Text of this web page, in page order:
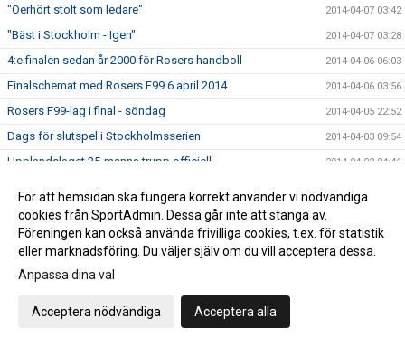
"Oerhört stolt som ledare" 2014-04-07 03:42
"Bäst i Stockholm - Igen" 2014-04-07 03:28
4:e finalen sedan år 2000 för Rosers handboll 2014-04-06 06:03
Finalschemat med Rosers F99 6 april 2014 2014-04-06 03:56
Rosers F99-lag i final - söndag 2014-04-05 22:52
Dags för slutspel i Stockholmsserien 2014-04-03 09:54
Upplandslaget 25-manna trupp officiell 2014-04-02 04:46
Fanny Lundin spelar för Rosersberg
Rosers B-flickor bäst i Uppland 2014-03-31 04:07
Slutspelet i Stockholm klart
För att hemsidan ska fungera korrekt använder vi nödvändiga
cookies från SportAdmin. Dessa går inte att stänga av.
Föreningen kan också använda frivilliga cookies, t.ex. för statistik
eller marknadsföring. Du väljer själv om du vill acceptera dessa.
Anpassa dina val
Acceptera nödvändiga Acceptera alla